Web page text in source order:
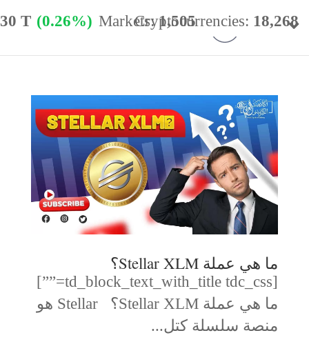
ما هي عملة Stellar XLM؟
[td_block_text_with_title tdc_css=””]
ما هي عملة Stellar XLM؟ Stellar هو
منصة سلسلة كتل...
Cryptocurrencies: 18,268
Markets:1,505
T (0.26%)